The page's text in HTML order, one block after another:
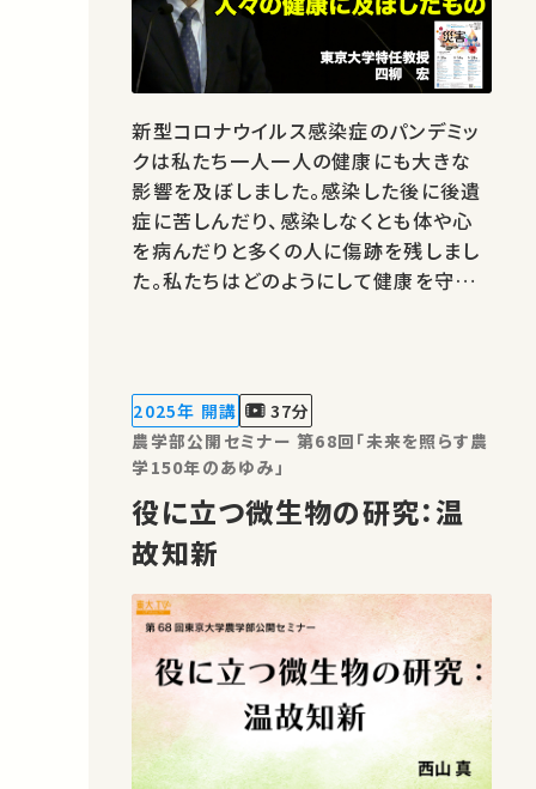
新型コロナウイルス感染症のパンデミッ
クは私たち一人一人の健康にも大きな
影響を及ぼしました。感染した後に後遺
症に苦しんだり、感染しなくとも体や心
を病んだりと多くの人に傷跡を残しまし
た。私たちはどのようにして健康を守った
がるかもしれません。 お気に入りの講
義・講演があればSNSなどでシェアをお
願…
2025年 開講
37分
農学部公開セミナー 第68回「未来を照らす農
学150年のあゆみ」
役に立つ微生物の研究：温
故知新